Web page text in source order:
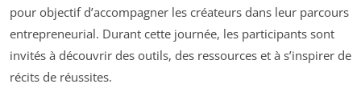
pour objectif d’accompagner les créateurs dans leur parcours
entrepreneurial. Durant cette journée, les participants sont
invités à découvrir des outils, des ressources et à s’inspirer de
récits de réussites.